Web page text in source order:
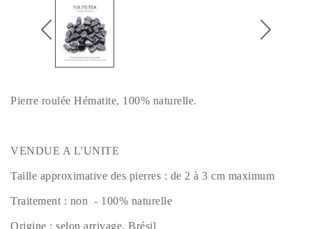
Pierre roulée Hématite, 100% naturelle.
VENDUE A L'UNITE
Taille approximative des pierres : de 2 à 3 cm maximum
Traitement : non - 100% naturelle
Origine : selon arrivage, Brésil